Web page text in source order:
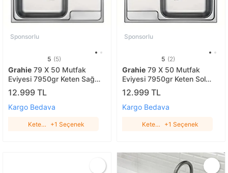
Sponsorlu
5 (5)
Grahie 79 X 50 Mutfak
Eviyesi 7950gr Keten Sağ
Damlalıklı
12.999 TL
Kargo Bedava
Keten
+1 Seçenek
Sponsorlu
5 (2)
Grahie 79 X 50 Mutfak
Eviyesi 7950gr Keten Sol
Damlalıklı
12.999 TL
Kargo Bedava
Keten
+1 Seçenek